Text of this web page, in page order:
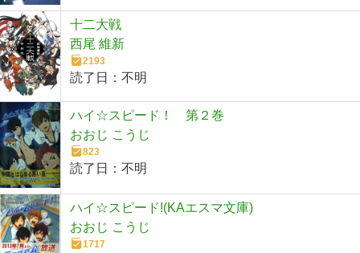
十二大戦
西尾 維新
2193
読了日： 不明
ハイ☆スピード！ 第２巻
おおじ こうじ
823
読了日： 不明
ハイ☆スピード!(KAエスマ文庫)
おおじ こうじ
1717